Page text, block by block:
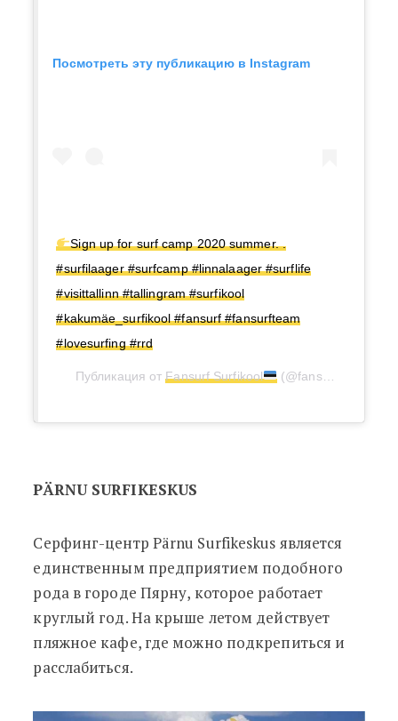
Посмотреть эту публикацию в Instagram
Sign up for surf camp 2020 summer. .
#surfilaager #surfcamp #linnalaager #surflife
#visittallinn #tallingram #surfikool
#kakumäe_surfikool #fansurf #fansurfteam
#lovesurfing #rrd
Публикация отFansurf Surfikool (@fansurf_surfikool)
PÄRNU SURFIKESKUS
Серфинг-центр Pärnu Surfikeskus является
единственным предприятием подобного
рода в городе Пярну, которое работает
круглый год. На крыше летом действует
пляжное кафе, где можно подкрепиться и
расслабиться.